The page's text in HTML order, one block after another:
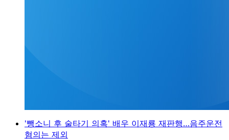
'뺑소니 후 술타기 의혹' 배우 이재룡 재판행…음주운전
혐의는 제외